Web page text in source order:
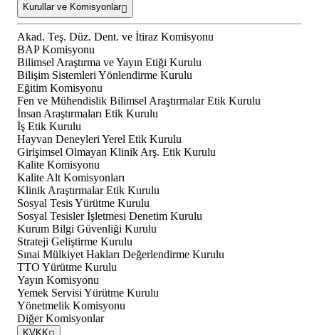
Kurullar ve Komisyonlar
Akad. Teş. Düz. Dent. ve İtiraz Komisyonu
BAP Komisyonu
Bilimsel Araştırma ve Yayın Etiği Kurulu
Bilişim Sistemleri Yönlendirme Kurulu
Eğitim Komisyonu
Fen ve Mühendislik Bilimsel Araştırmalar Etik Kurulu
İnsan Araştırmaları Etik Kurulu
İş Etik Kurulu
Hayvan Deneyleri Yerel Etik Kurulu
Girişimsel Olmayan Klinik Arş. Etik Kurulu
Kalite Komisyonu
Kalite Alt Komisyonları
Klinik Araştırmalar Etik Kurulu
Sosyal Tesis Yürütme Kurulu
Sosyal Tesisler İşletmesi Denetim Kurulu
Kurum Bilgi Güvenliği Kurulu
Strateji Geliştirme Kurulu
Sınai Mülkiyet Hakları Değerlendirme Kurulu
TTO Yürütme Kurulu
Yayın Komisyonu
Yemek Servisi Yürütme Kurulu
Yönetmelik Komisyonu
Diğer Komisyonlar
KVKK